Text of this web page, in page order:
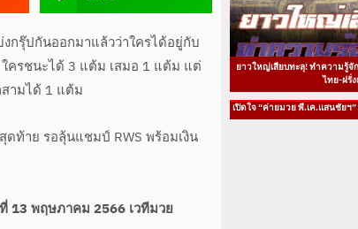
กรุ๊ปกันออกมาแล้วว่าใครได้อยู่กับ
ครชนะได้ 3 แต้ม เสมอ 1 แต้ม แต่
ามได้ 1 แต้ม
ท้าย รอลุ้นแชมป์ RWS พร้อมเงิน
13 พฤษภาคม 2566 เวทีมวย
ยาวใหญ่เสียบทะลุ! ทำความรู้จั
ไทย-ฝรั่ง
เปิดใจ “ค่ายมวย พี.เค.แสนชัย